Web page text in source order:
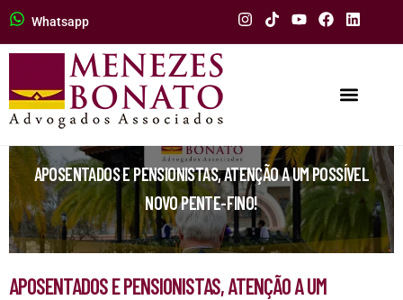
Whatsapp
APOSENTADOS E PENSIONISTAS, ATENÇÃO A UM POSSÍVEL
NOVO PENTE-FINO!
APOSENTADOS E PENSIONISTAS, ATENÇÃO A UM